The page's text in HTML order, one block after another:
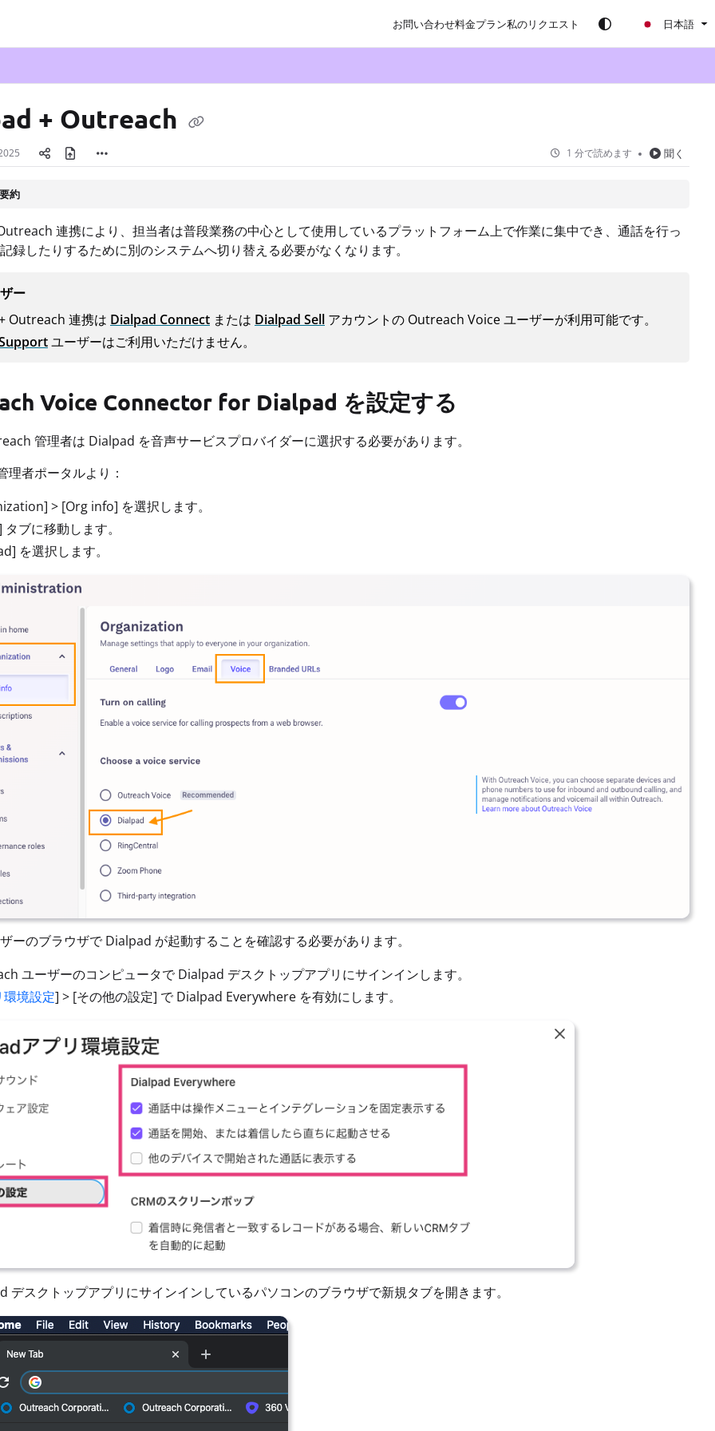
お問い合わせ料金プラン私のリクエスト 日本語
+ Outreach
1 分で読めます 聞く
約
連携により、担当者は普段業務の中心として使用しているプラットフォーム上で作業に集中でき、通話を行っ
録したりするために別のシステムへ切り替える必要がなくなります。
ー
Outreach 連携は Dialpad Connect または Dialpad Sell アカウントの Outreach Voice ユーザーが利用可能です。
ユーザーはご利用いただけません。
Voice Connector for Dialpad を設定する
管理者は Dialpad を音声サービスプロバイダーに選択する必要があります。
者ポータルより：
> [Org info] を選択します。
ブに移動します。
を選択します。
ーのブラウザで Dialpad が起動することを確認する必要があります。
ユーザーのコンピュータで Dialpad デスクトップアプリにサインインします。
境設定] > [その他の設定] で Dialpad Everywhere を有効にします。
デスクトップアプリにサインインしているパソコンのブラウザで新規タブを開きます。